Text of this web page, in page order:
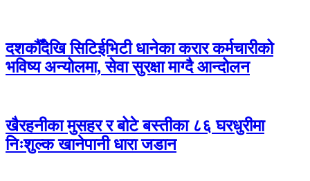
दशकौँदेखि सिटिईभिटी धानेका करार कर्मचारीको
भविष्य अन्योलमा, सेवा सुरक्षा माग्दै आन्दोलन
खैरहनीका मुसहर र बोटे बस्तीका ८६ घरधुरीमा
निःशुल्क खानेपानी धारा जडान